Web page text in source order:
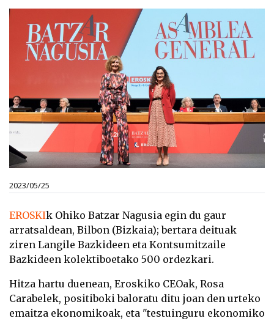
2023/05/25
EROSKIk Ohiko Batzar Nagusia egin du gaur
arratsaldean, Bilbon (Bizkaia); bertara deituak
ziren Langile Bazkideen eta Kontsumitzaile
Bazkideen kolektiboetako 500 ordezkari.
Hitza hartu duenean, Eroskiko CEOak, Rosa
Carabelek, positiboki baloratu ditu joan den urteko
emaitza ekonomikoak, eta "testuinguru ekonomiko